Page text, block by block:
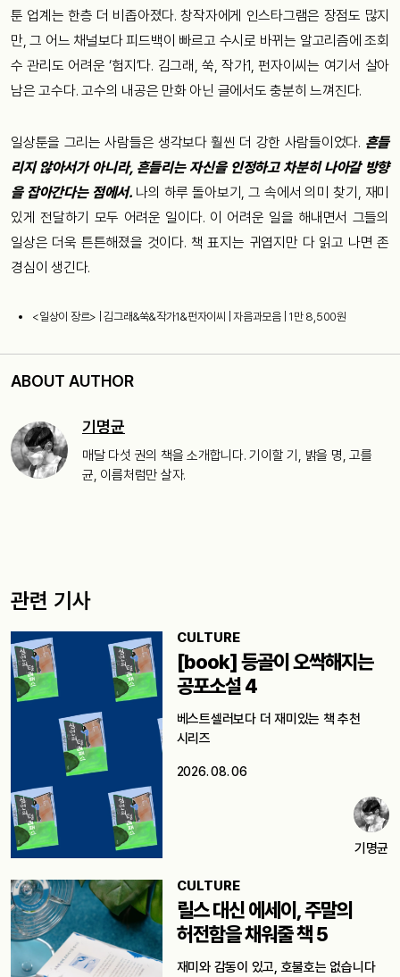
툰 업계는 한층 더 비좁아졌다. 창작자에게 인스타그램은 장점도 많지
만, 그 어느 채널보다 피드백이 빠르고 수시로 바뀌는 알고리즘에 조회
수 관리도 어려운 ‘험지’다. 김그래, 쑥, 작가1, 펀자이씨는 여기서 살아
남은 고수다. 고수의 내공은 만화 아닌 글에서도 충분히 느껴진다.
일상툰을 그리는 사람들은 생각보다 훨씬 더 강한 사람들이었다. 흔들
리지 않아서가 아니라, 흔들리는 자신을 인정하고 차분히 나아갈 방향
을 잡아간다는 점에서. 나의 하루 돌아보기, 그 속에서 의미 찾기, 재미
있게 전달하기 모두 어려운 일이다. 이 어려운 일을 해내면서 그들의
일상은 더욱 튼튼해졌을 것이다. 책 표지는 귀엽지만 다 읽고 나면 존
경심이 생긴다.
<일상이 장르> | 김그래&쑥&작가1&펀자이씨 | 자음과모음 | 1만 8,500원
ABOUT AUTHOR
기명균
매달 다섯 권의 책을 소개합니다. 기이할 기, 밝을 명, 고를
균, 이름처럼만 살자.
관련 기사
CULTURE
[book] 등골이 오싹해지는
공포소설 4
베스트셀러보다 더 재미있는 책 추천
시리즈
2026. 08. 06
기명균
CULTURE
릴스 대신 에세이, 주말의
허전함을 채워줄 책 5
재미와 감동이 있고, 호불호는 없습니다